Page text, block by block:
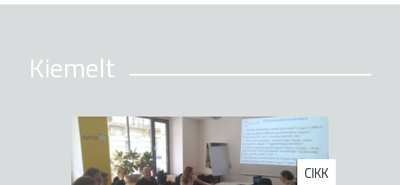
Kiemelt
CIKK